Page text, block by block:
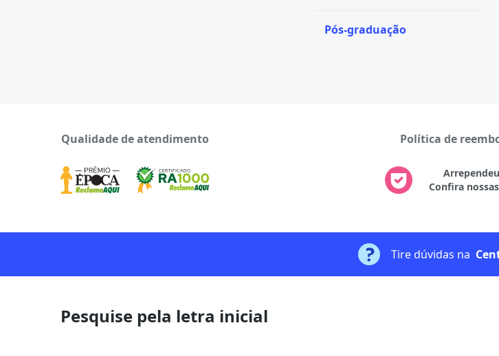
Pós-graduação
Qualidade de atendimento Política de
Confira
Tire dúvidas na
Pesquise pela letra inicial